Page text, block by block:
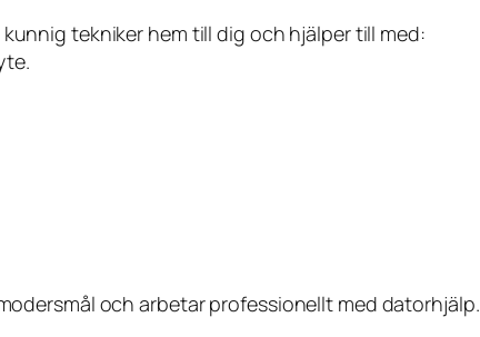
tekniker hem till dig och hjälper till med:
och arbetar professionellt med datorhjälp.